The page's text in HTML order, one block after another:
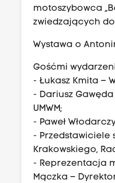
motoszybowca
zwiedzających do
Wystawa o
Gośćmi
- Łukasz Kmita –
- Dariusz
UMWM;
- Paweł
- Przedstawiciele
Krakowskiego,
- Reprezentacja
Mączka –